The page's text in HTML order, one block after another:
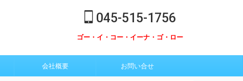
045-515-1756
ゴー・イ・コー・イーナ・ゴ・ロー
会社概要 お問い合せ